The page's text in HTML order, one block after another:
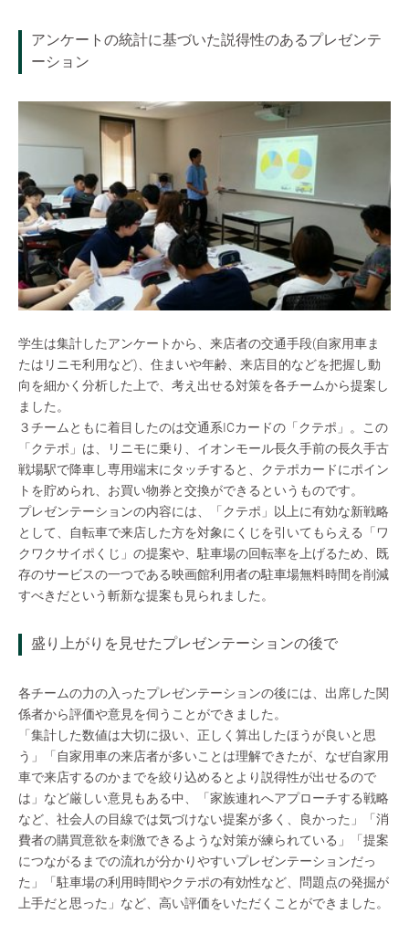
アンケートの統計に基づいた説得性のあるプレゼンテ
ーション
学生は集計したアンケートから、来店者の交通手段(自家用車ま
たはリニモ利用など)、住まいや年齢、来店目的などを把握し動
向を細かく分析した上で、考え出せる対策を各チームから提案し
ました。
３チームともに着目したのは交通系ICカードの「クテポ」。この
「クテポ」は、リニモに乗り、イオンモール長久手前の長久手古
戦場駅で降車し専用端末にタッチすると、クテポカードにポイン
トを貯められ、お買い物券と交換ができるというものです。
プレゼンテーションの内容には、「クテポ」以上に有効な新戦略
として、自転車で来店した方を対象にくじを引いてもらえる「ワ
クワクサイポくじ」の提案や、駐車場の回転率を上げるため、既
存のサービスの一つである映画館利用者の駐車場無料時間を削減
すべきだという斬新な提案も見られました。
盛り上がりを見せたプレゼンテーションの後で
各チームの力の入ったプレゼンテーションの後には、出席した関
係者から評価や意見を伺うことができました。
「集計した数値は大切に扱い、正しく算出したほうが良いと思
う」「自家用車の来店者が多いことは理解できたが、なぜ自家用
車で来店するのかまでを絞り込めるとより説得性が出せるので
は」など厳しい意見もある中、「家族連れへアプローチする戦略
など、社会人の目線では気づけない提案が多く、良かった」「消
費者の購買意欲を刺激できるような対策が練られている」「提案
につながるまでの流れが分かりやすいプレゼンテーションだっ
た」「駐車場の利用時間やクテポの有効性など、問題点の発掘が
上手だと思った」など、高い評価をいただくことができました。